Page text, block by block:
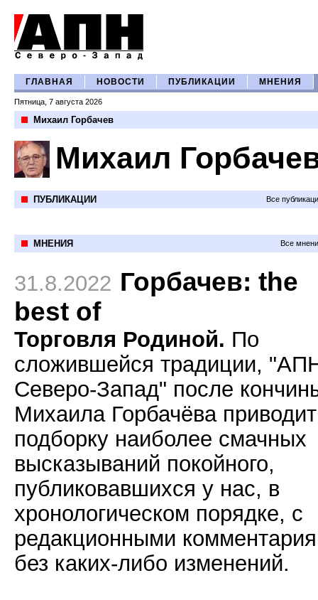
ГЛАВНАЯ НОВОСТИ ПУБЛИКАЦИИ МНЕНИЯ
Пятница, 7 августа 2026
Михаил Горбачев
Михаил
ПУБЛИКАЦИИ Все
МНЕНИЯ Все
31.8.2022 Горбачев: the
best of
Торговля Родиной. По
сложившейся традиции,
Северо-Запад" после
Михаила Горбачёва приводит
подборку наиболее смачных
высказываний покойного,
публиковавшихся у нас, в
хронологическом порядке, с
редакционными
без каких-либо изменений.